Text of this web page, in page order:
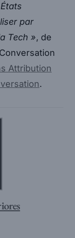
par
Tech », de
Attribution
.